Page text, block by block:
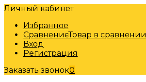
Личный кабинет
Избранное
СравнениеТовар в сравнении
Вход
Регистрация
Заказать звонок0